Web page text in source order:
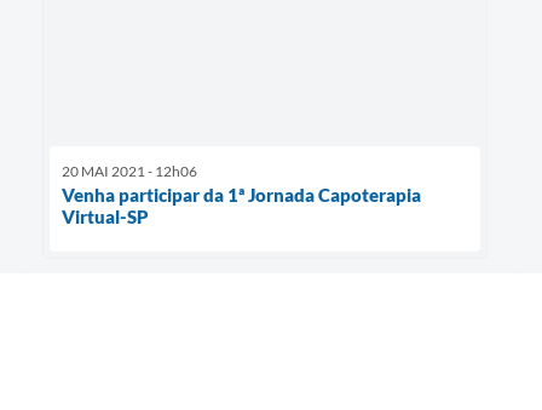
20 MAI 2021 - 12h06
Venha participar da 1ª Jornada Capoterapia
Virtual-SP